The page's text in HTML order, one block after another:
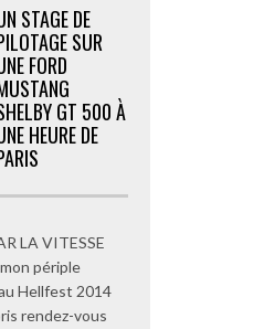
STAGE DE
SUR
FORD
GT 500 À
HEURE DE
LA VITESSE
périple
Hellfest 2014
rendez-vous